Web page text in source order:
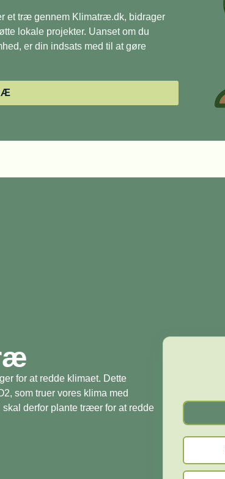
et træ gennem Klimatræ.dk, bidrager
lokale projekter. Uanset om du
er din indsats med til at gøre
for at redde klimaet. Dette
som truer vores klima med
derfor plante træer for at redde